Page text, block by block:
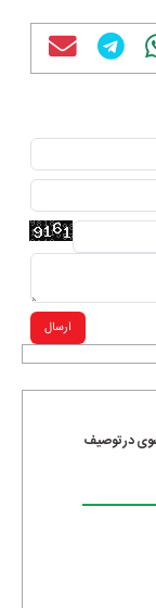
در توصیف
ارسال